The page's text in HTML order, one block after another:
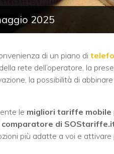
2025
di un piano di
rete dell’operatore, la
la possibilità di
le migliori tariffe mobile
comparatore di
più adatte a voi e